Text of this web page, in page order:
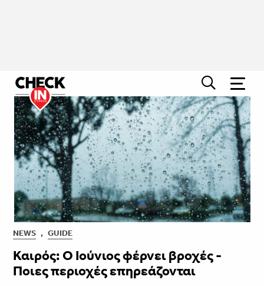
NEWS , GUIDE
Καιρός: Ο Ιούνιος φέρνει βροχές -
Ποιες περιοχές επηρεάζονται